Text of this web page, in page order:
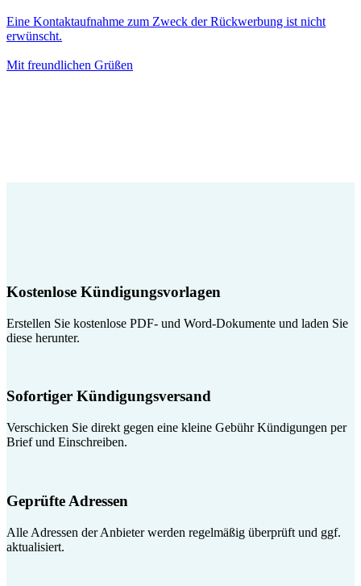
Eine Kontaktaufnahme zum Zweck der Rückwerbung ist nicht
erwünscht.
Mit freundlichen Grüßen
Kostenlose Kündigungsvorlagen
Erstellen Sie kostenlose PDF- und Word-Dokumente und laden Sie
diese herunter.
Sofortiger Kündigungsversand
Verschicken Sie direkt gegen eine kleine Gebühr Kündigungen per
Brief und Einschreiben.
Geprüfte Adressen
Alle Adressen der Anbieter werden regelmäßig überprüft und ggf.
aktualisiert.